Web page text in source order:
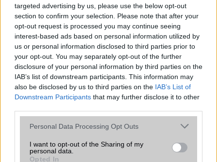
targeted advertising by us, please use the below opt-out
section to confirm your selection. Please note that after your
opt-out request is processed you may continue seeing
interest-based ads based on personal information utilized by
us or personal information disclosed to third parties prior to
your opt-out. You may separately opt-out of the further
disclosure of your personal information by third parties on the
IAB’s list of downstream participants. This information may
also be disclosed by us to third parties on the IAB’s List of
Downstream Participants that may further disclose it to other
Please note that this website/app uses one or more Google
not limited to your visit or usage behaviour. You may click to
grant or deny consent to Google and its third-party tags to
Personal Data Processing Opt Outs
I want to opt-out of the Sharing of my
personal data.
Opted In
Vibra jelzés
SIM típus Nincs
SIM-ek száma 0
Flight mode
Terület Dél-Korea
Funkciók Photo/video editor
Brand Nincs
Nincs
Limited Edition Nincs